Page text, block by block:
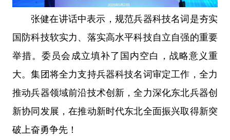
张健在讲话中表示，规范兵器科技名词是夯实
国防科技软实力、落实高水平科技自立自强的重要
举措。委员会成立填补了国内空白，战略意义重
大。集团将全力支持兵器科技名词审定工作，全力
推动兵器领域前沿技术创新，全力深化东北兵器创
新协同发展，在推动新时代东北全面振兴取得新突
破上奋勇争先！